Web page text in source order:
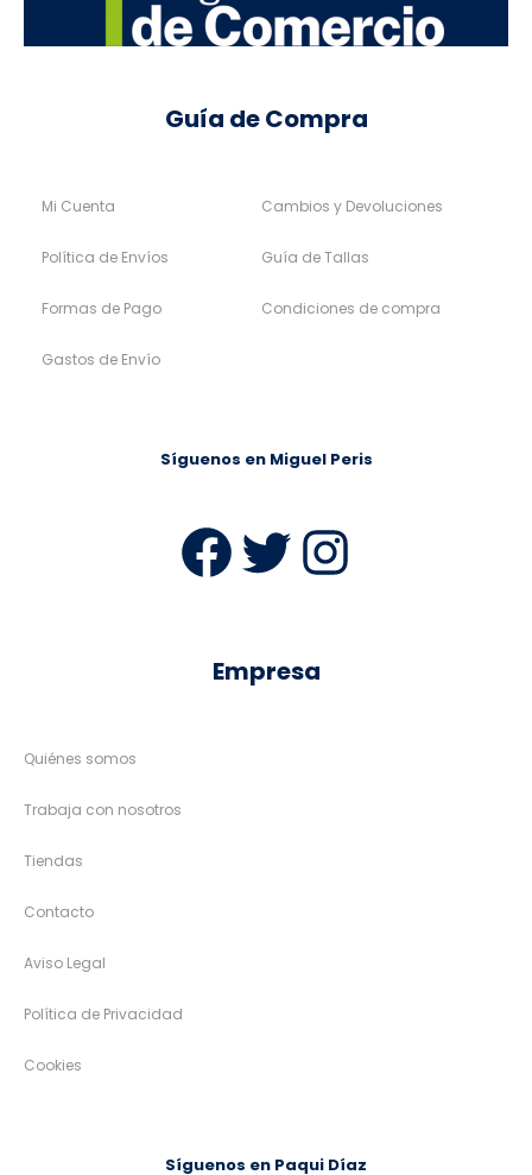
Guía de Compra
Mi Cuenta
Política de Envíos
Formas de Pago
Gastos de Envío
Cambios y Devoluciones
Guía de Tallas
Condiciones de compra
Síguenos en Miguel Peris
Facebook
Twitter
Empresa
Quiénes somos
Trabaja con nosotros
Tiendas
Contacto
Aviso Legal
Política de Privacidad
Cookies
Síguenos en Paqui Díaz